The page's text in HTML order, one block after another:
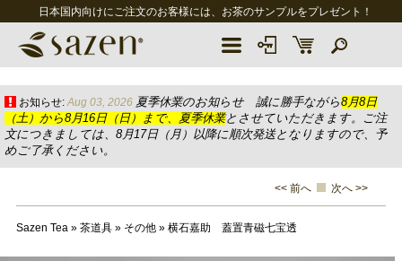
日本国内向けにご注文のお客様には、お茶のサンプルをプレゼント！
お知らせ: Aug 03, 2026 夏季休業のお知らせ 誠に勝手ながら8月8日
（土）から8月16日（日）まで、夏季休業とさせていただきます。ご注
文につきましては、8月17日（月）以降に順次発送となりますので、予
めご了承ください。
<< 前へ 次へ >>
Sazen Tea» 茶道具» その他» 横石嘉助 蓋置青磁七宝透